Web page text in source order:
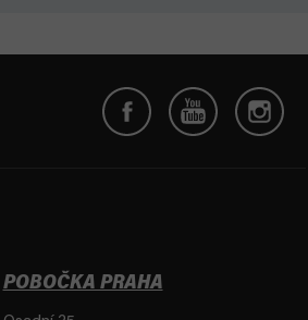
POBOČKA PRAHA